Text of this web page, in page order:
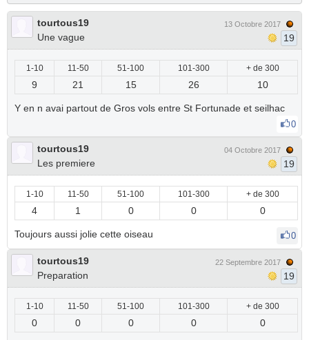
tourtous19
Une vague
13 Octobre 2017
19
1-10 11-50 51-100 101-300 + de 300
9 21 15 26 10
Y en n avai partout de Gros vols entre St Fortunade et seilhac
0
tourtous19
Les premiere
04 Octobre 2017
19
1-10 11-50 51-100 101-300 + de 300
4 1 0 0 0
Toujours aussi jolie cette oiseau 0
tourtous19
Preparation
22 Septembre 2017
19
1-10 11-50 51-100 101-300 + de 300
0 0 0 0 0